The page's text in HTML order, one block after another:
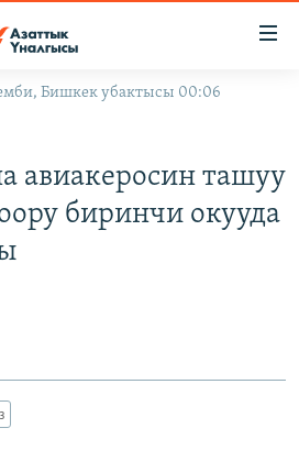
Бишкек убактысы 00:06
авиакеросин ташуу
биринчи окууда